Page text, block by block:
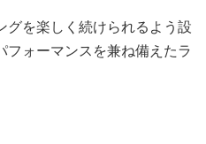
を楽しく続けられるよう設
ォーマンスを兼ね備えたラ